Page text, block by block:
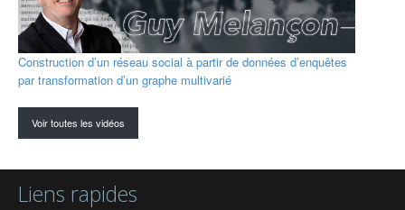
Construction d’un réseau social à partir de données d’enquêtes
par transformation d’un graphe multivarié
Voir toutes les vidéos
Liens rapides